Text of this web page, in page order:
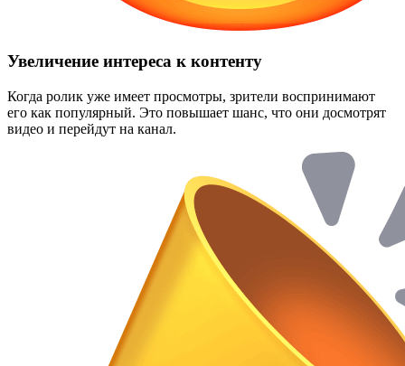
Увеличение интереса к контенту
Когда ролик уже имеет просмотры, зрители воспринимают
его как популярный. Это повышает шанс, что они досмотрят
видео и перейдут на канал.